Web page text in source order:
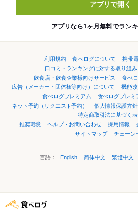
アプリで開く
アプリなら1ヶ月無料でラン
利用規約 食べログについて
携帯
口コミ・ランキングに対する取り組み
飲食店・飲食企業様向けサービス
食べ
広告（メーカー・団体様等向け）について
機能
食べログプレミアム
食べログプレミ
ネット予約（リクエスト予約）
個人情報保護方針
特定商取引法に基づく
推奨環境
ヘルプ・お問い合わせ 採用情報
サイトマップ
チェーン
言語： English 简体中文 繁體中文